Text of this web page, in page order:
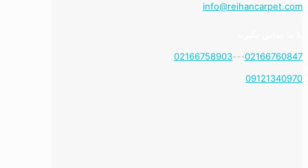
info@reihancarpet.com
02166760847
---
02166758903
09121340970